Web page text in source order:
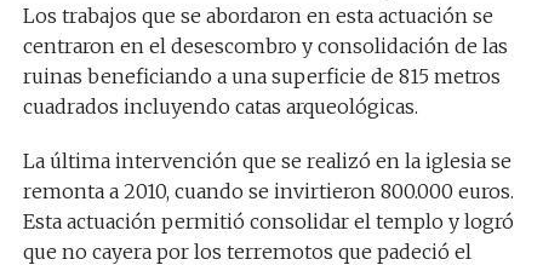
Los trabajos que se abordaron en esta actuación se
centraron en el desescombro y consolidación de las
ruinas beneficiando a una superficie de 815 metros
cuadrados incluyendo catas arqueológicas.
La última intervención que se realizó en la iglesia se
remonta a 2010, cuando se invirtieron 800.000 euros.
Esta actuación permitió consolidar el templo y logró
que no cayera por los terremotos que padeció el